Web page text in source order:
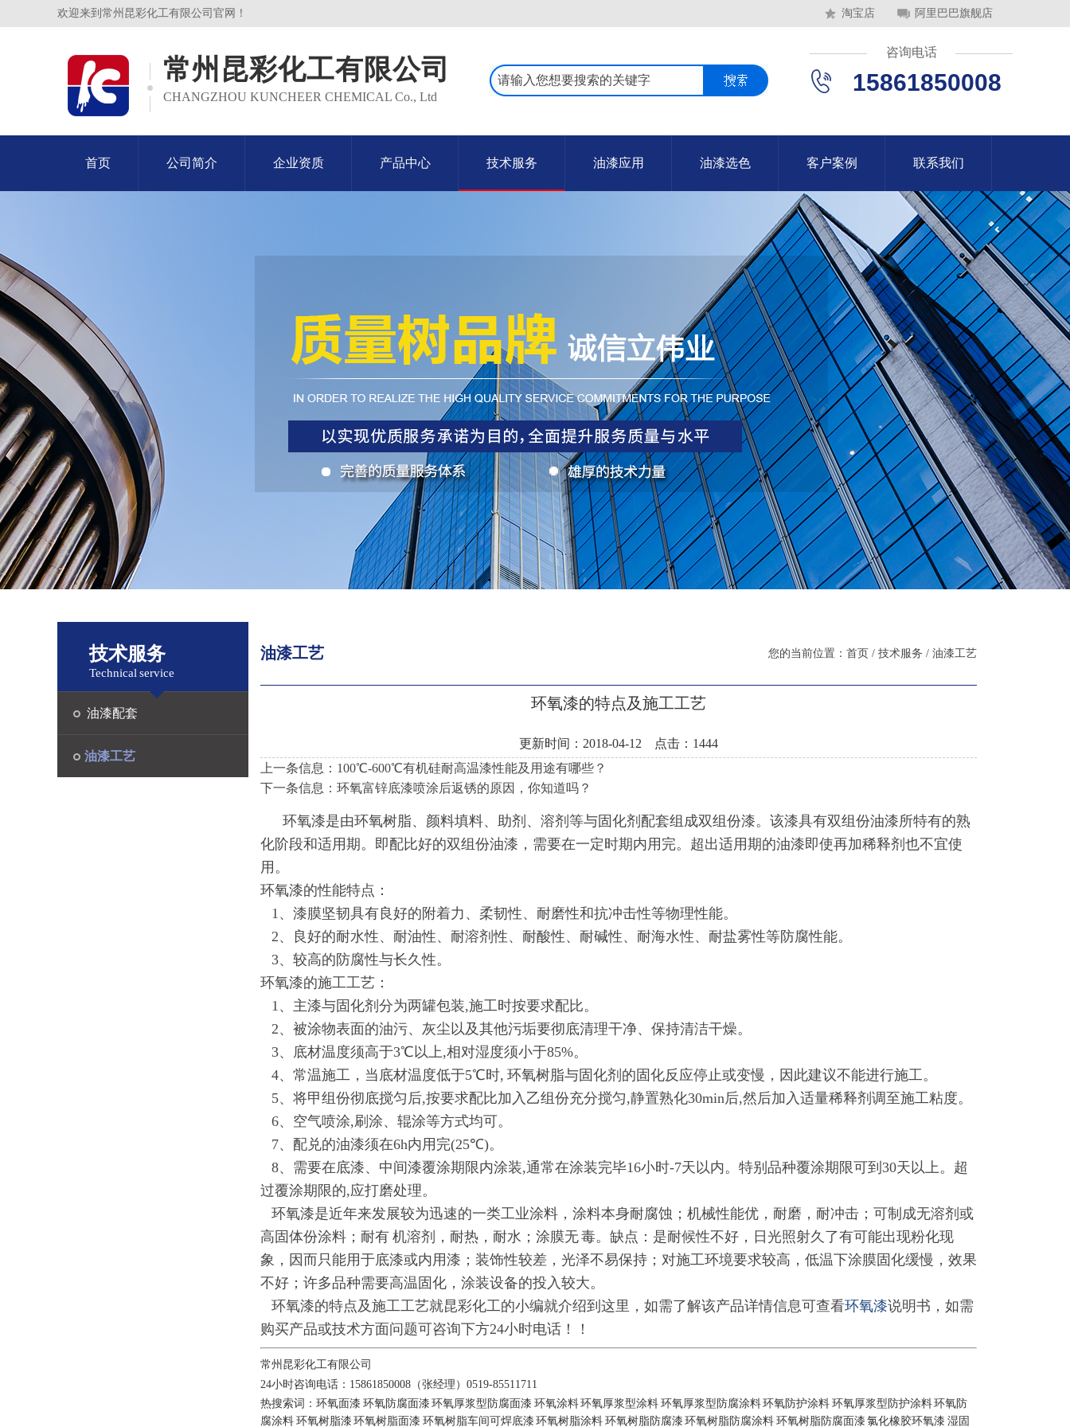
淘宝店 阿里巴巴旗舰店
欢迎来到常州昆彩化工有限公司官网！
常州昆彩化工有限公司
CHANGZHOU KUNCHEER CHEMICAL Co., Ltd
咨询电话
15861850008
首页 公司简介 企业资质 产品中心 技术服务 油漆应用 油漆选色 客户案例 联系我们
技术服务
Technical service
油漆配套
油漆工艺
油漆工艺 您的当前位置：首页 / 技术服务 / 油漆工艺
环氧漆的特点及施工工艺
更新时间：2018-04-12 点击：1444
上一条信息： 100℃-600℃有机硅耐高温漆性能及用途有哪些？
下一条信息： 环氧富锌底漆喷涂后返锈的原因，你知道吗？
环氧漆是由环氧树脂、颜料填料、助剂、溶剂等与固化剂配套组成双组份漆。该漆具有双组份油漆所特有的熟
化阶段和适用期。即配比好的双组份油漆，需要在一定时期内用完。超出适用期的油漆即使再加稀释剂也不宜使
用。
环氧漆的性能特点：
1、漆膜坚韧具有良好的附着力、柔韧性、耐磨性和抗冲击性等物理性能。
2、良好的耐水性、耐油性、耐溶剂性、耐酸性、耐碱性、耐海水性、耐盐雾性等防腐性能。
3、较高的防腐性与长久性。
环氧漆的施工工艺：
1、主漆与固化剂分为两罐包装,施工时按要求配比。
2、被涂物表面的油污、灰尘以及其他污垢要彻底清理干净、保持清洁干燥。
3、底材温度须高于3℃以上,相对湿度须小于85%。
4、常温施工，当底材温度低于5℃时, 环氧树脂与固化剂的固化反应停止或变慢，因此建议不能进行施工。
5、将甲组份彻底搅匀后,按要求配比加入乙组份充分搅匀,静置熟化30min后,然后加入适量稀释剂调至施工粘度。
6、空气喷涂,刷涂、辊涂等方式均可。
7、配兑的油漆须在6h内用完(25℃)。
8、需要在底漆、中间漆覆涂期限内涂装,通常在涂装完毕16小时-7天以内。特别品种覆涂期限可到 30天以上。超
过覆涂期限的,应打磨处理。
环氧漆是近年来发展较为迅速的一类工业涂料，涂料本身耐腐蚀；机械性能优，耐磨，耐冲击；可制成无溶剂或
高固体份涂料；耐有 机溶剂，耐热，耐水；涂膜无 毒。缺点：是耐候性不好，日光照射久了有可能出现粉化现
象，因而只能用于底漆或内用漆；装饰性较差，光泽不易保持；对施工环境要求较高，低温下涂膜固化缓慢，效果
不好；许多品种需要高温固化，涂装设备的投入较大。
环氧漆的特点及施工工艺就昆彩化工的小编就介绍到这里，如需了解该产品详情信息可查看环氧漆说明书，如需
购买产品或技术方面问题可咨询下方24小时电话！！
常州昆彩化工有限公司
24小时咨询电话：15861850008（张经理）0519-85511711
热搜索词： 环氧面漆 环氧防腐面漆 环氧厚浆型防腐面漆 环氧涂料环氧厚浆型涂料 环氧厚浆型防腐涂料环氧防护涂料 环氧厚浆型防护涂料环氧防
腐涂料 环氧树脂漆 环氧树脂面漆 环氧树脂车间可焊底漆 环氧树脂涂料 环氧树脂防腐漆 环氧树脂防腐涂料 环氧树脂防腐面漆 氯化橡胶环氧漆 湿固